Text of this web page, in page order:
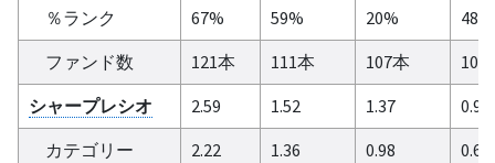
％ランク
67% 59% 20%
48%
ファンド数
121本 111本 107本
100
シャープレシオ
2.59 1.52 1.37
0.91
カテゴリー
2.22 1.36 0.98
0.66